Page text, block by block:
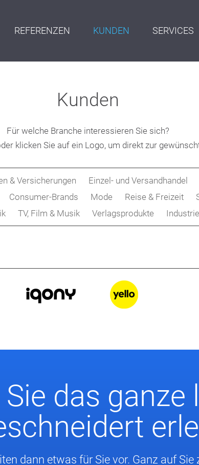
REFERENZEN KUNDEN SERVICES
Kunden
Für welche Branche interessieren Sie sich?
klicken Sie auf ein Logo, um direkt zur
& Versicherungen Einzel- und Versandhandel
Consumer-Brands Mode Reise & Freizeit
TV, Film & Musik Verlagsprodukte Industrie
das ganze
dann etwas für Sie vor. Ganz auf